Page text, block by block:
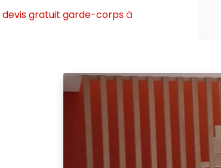
devis gratuit garde-corpsà